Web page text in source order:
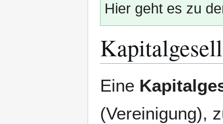
Hier geht es zu
Navigation
Suche
Eine
(Vereinigung),